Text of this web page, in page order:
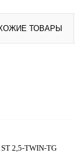
ТОВАРЫ
2,5-TWIN-TG